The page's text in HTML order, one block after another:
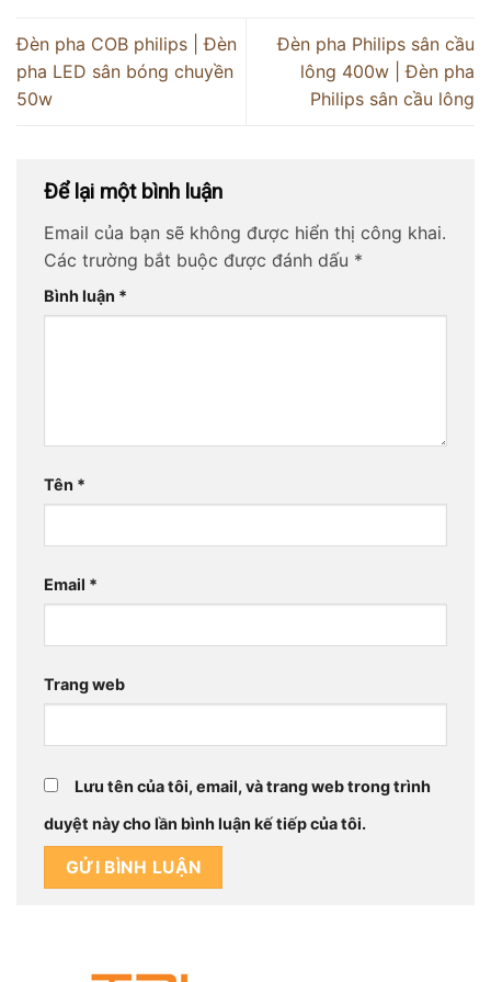
Đèn pha COB philips | Đèn
pha LED sân bóng chuyền
50w
Đèn pha Philips sân cầu
lông 400w | Đèn pha
Philips sân cầu lông
Để lại một bình luận
Email của bạn sẽ không được hiển thị công khai.
Các trường bắt buộc được đánh dấu *
Bình luận *
Tên *
Email *
Trang web
Lưu tên của tôi, email, và trang web trong trình
duyệt này cho lần bình luận kế tiếp của tôi.